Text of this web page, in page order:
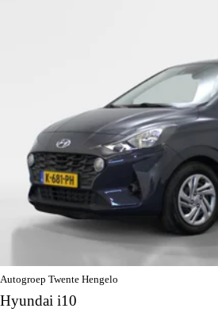
Autogroep Twente Hengelo
Hyundai i10